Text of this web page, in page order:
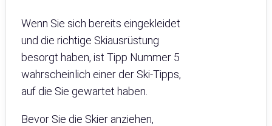
Wenn Sie sich bereits eingekleidet
und die richtige Skiausrüstung
besorgt haben, ist Tipp Nummer 5
wahrscheinlich einer der Ski-Tipps,
auf die Sie gewartet haben.
Bevor Sie die Skier anziehen,